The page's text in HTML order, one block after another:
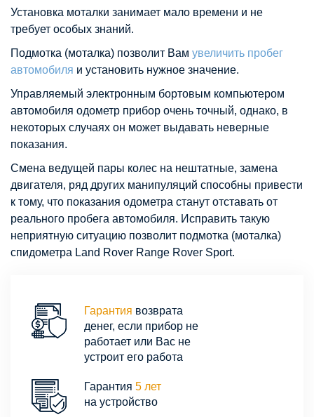
Установка моталки занимает мало времени и не
требует особых знаний.
Подмотка (моталка) позволит Вам увеличить пробег
автомобиля и установить нужное значение.
Управляемый электронным бортовым компьютером
автомобиля одометр прибор очень точный, однако, в
некоторых случаях он может выдавать неверные
показания.
Смена ведущей пары колес на нештатные, замена
двигателя, ряд других манипуляций способны привести
к тому, что показания одометра станут отставать от
реального пробега автомобиля. Исправить такую
неприятную ситуацию позволит подмотка (моталка)
спидометра Land Rover Range Rover Sport.
Гарантия возврата
денег, если прибор не
работает или Вас не
устроит его работа
Гарантия 5 лет
на устройство